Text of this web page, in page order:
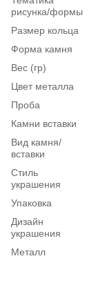
рисунка/формы
Размер кольца
Форма камня
Вес (гр)
Цвет металла
Проба
Камни вставки
Вид камня/
вставки
Стиль
украшения
Упаковка
Дизайн
украшения
Металл